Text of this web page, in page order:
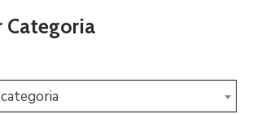
Categoria